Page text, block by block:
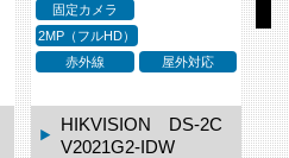
固定カメラ
2MP（フルHD）
赤外線
屋外対応
HIKVISION DS-2C
V2021G2-IDW